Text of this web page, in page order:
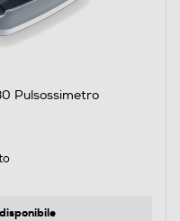
Pulsossimetro
disponibile